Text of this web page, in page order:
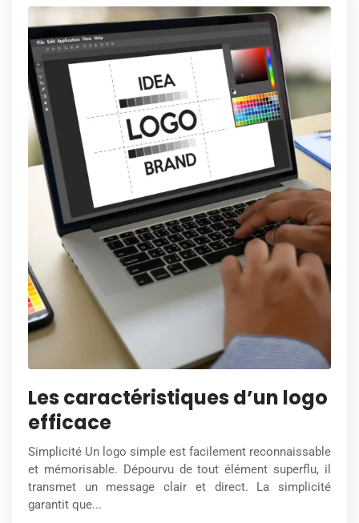
Les caractéristiques d’un logo
efficace
Simplicité Un logo simple est facilement reconnaissable
et mémorisable. Dépourvu de tout élément superflu, il
transmet un message clair et direct. La simplicité
garantit que...